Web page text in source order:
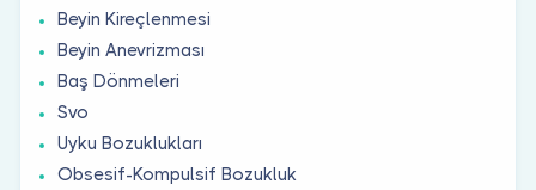
Beyin Kireçlenmesi
Beyin Anevrizması
Baş Dönmeleri
Svo
Uyku Bozuklukları
Obsesif-Kompulsif Bozukluk